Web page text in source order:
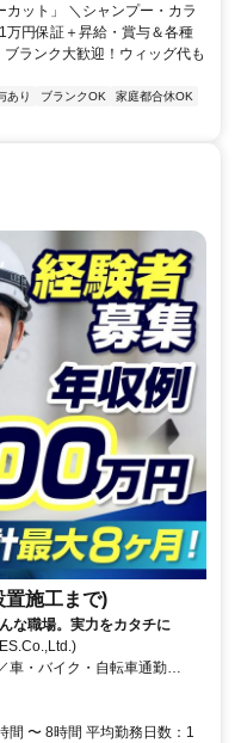
ット」 ＼シャンプー・カラ
万円保証＋昇給・賞与＆各種
ランク大歓迎！ウィッグ代も
あり ブランクOK
家庭都合休OK
置施工まで)
な職場。実力をカタチに
車・バイク・自転車通勤
間 〜 8時間 平均勤務日数：1